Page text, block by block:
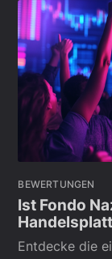
BEWERTUNGEN
Ist Fondo
Entdecke die